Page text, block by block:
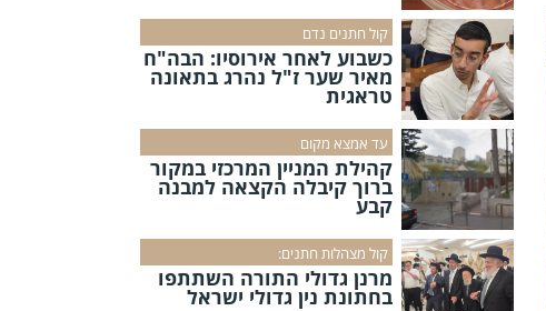
קול חתנים נדם
כשבוע לאחר אירוסיו: הבה"ח
מאיר שער ז"ל נהרג בתאונה
טראגית
עד אמצא מקום
קהילת המניין המרכזי במקור
ברוך קיבלה הקצאה למבנה
קבע
קול מצהלות חתנים:
מרנן גדולי התורה השתתפו
בחתונת נין גדולי ישראל